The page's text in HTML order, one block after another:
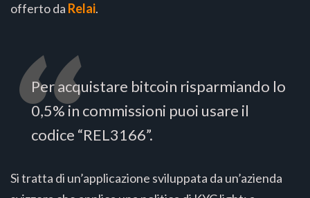
offerto da Relai.
Per acquistare bitcoin risparmiando lo
0,5% in commissioni puoi usare il
codice “REL3166”.
Si tratta di un’applicazione sviluppata da un’azienda